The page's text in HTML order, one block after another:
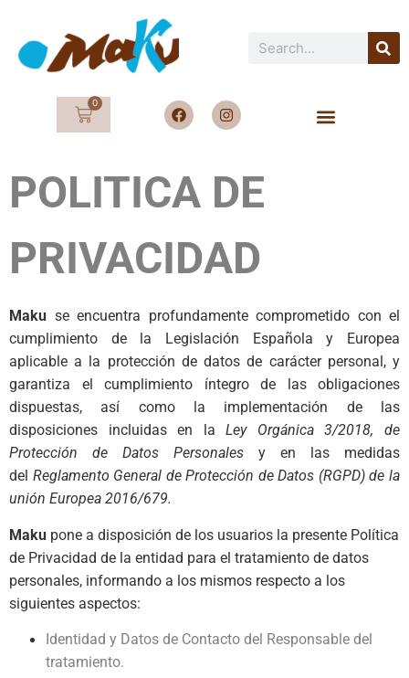
0
POLITICA DE
PRIVACIDAD
Maku se encuentra profundamente comprometido con el
cumplimiento de la Legislación Española y Europea
aplicable a la protección de datos de carácter personal, y
garantiza el cumplimiento íntegro de las obligaciones
dispuestas, así como la implementación de las
disposiciones incluidas en laLey Orgánica 3/2018, de
Protección de Datos Personales
y en las medidas
del Reglamento General de Protección de Datos (RGPD) de la
unión Europea 2016/679.
Maku pone a disposición de los usuarios la presente Política
de Privacidad de la entidad para el tratamiento de datos
personales, informando a los mismos respecto a los
siguientes aspectos:
Identidad y Datos de Contacto del Responsable del
tratamiento.